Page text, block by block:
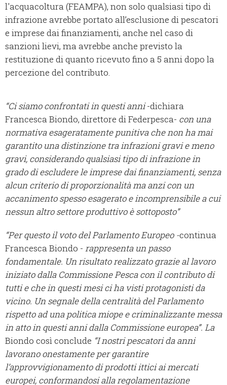
l'acquacoltura (FEAMPA), non solo qualsiasi tipo di
infrazione avrebbe portato all’esclusione di pescatori
e imprese dai finanziamenti, anche nel caso di
sanzioni lievi, ma avrebbe anche previsto la
restituzione di quanto ricevuto fino a 5 anni dopo la
percezione del contributo.
“Ci siamo confrontati in questi anni-dichiara
Francesca Biondo, direttore di Federpesca- con una
normativa esageratamente punitiva che non ha mai
garantito una distinzione tra infrazioni gravi e meno
gravi, considerando qualsiasi tipo di infrazione in
grado di escludere le imprese dai finanziamenti, senza
alcun criterio di proporzionalità ma anzi con un
accanimento spesso esagerato e incomprensibile a cui
nessun altro settore produttivo è sottoposto”
“Per questo il voto del Parlamento Europeo -continua
Francesca Biondo - rappresenta un passo
fondamentale. Un risultato realizzato grazie al lavoro
iniziato dalla Commissione Pesca con il contributo di
tutti e che in questi mesi ci ha visti protagonisti da
vicino. Un segnale della centralità del Parlamento
rispetto ad una politica miope e criminalizzante messa
in atto in questi anni dalla Commissione europea”. La
Biondo così conclude “I nostri pescatori da anni
lavorano onestamente per garantire
l’approvvigionamento di prodotti ittici ai mercati
europei, conformandosi alla regolamentazione